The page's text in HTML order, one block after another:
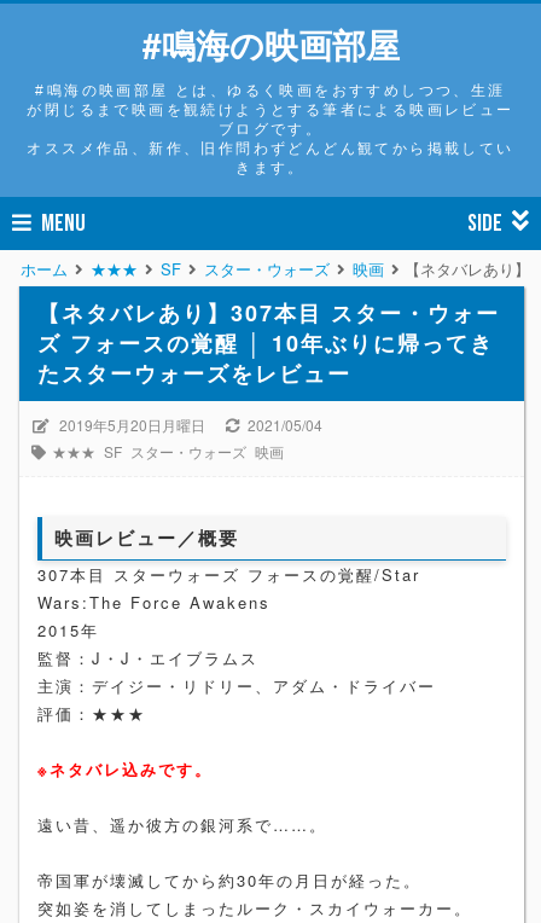
#鳴海の映画部屋
#鳴海の映画部屋 とは、ゆるく映画をおすすめしつつ、生涯
が閉じるまで映画を観続けようとする筆者による映画レビュー
ブログです。
オススメ作品、新作、旧作問わずどんどん観てから掲載してい
きます。
MENU SIDE
ホーム ★★★ SF スター・ウォーズ 映画 【ネタバレあり
【ネタバレあり】307本目 スター・ウォー
ズ フォースの覚醒 │ 10年ぶりに帰ってき
たスターウォーズをレビュー
2019年5月20日月曜日
2021/05/04
★★★ SF スター・ウォーズ 映画
映画レビュー／概要
307本目 スターウォーズ フォースの覚醒/Star
Wars:The Force Awakens
2015年
監督：J・J・エイブラムス
主演：デイジー・リドリー、アダム・ドライバー
評価：★★★
※ネタバレ込みです。
遠い昔、遥か彼方の銀河系で……。
帝国軍が壊滅してから約30年の月日が経った。
突如姿を消してしまったルーク・スカイウォーカー。